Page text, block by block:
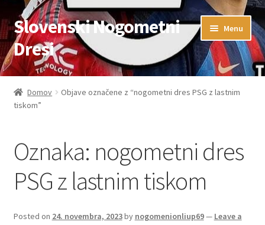
Skip
to
navigation
Skip
to
content
Slovenski Nogometni
Dresi
Menu
Domov
Blog
Kontaktiraj nas
Domov
Objave označene z “nogometni dres PSG z lastnim
tiskom”
Oznaka: nogometni dres
PSG z lastnim tiskom
Posted on 24. novembra, 2023by nogomenionliup69— Leave a